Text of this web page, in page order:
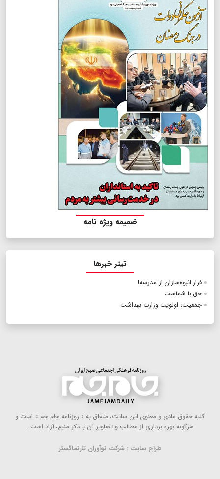
ضمیمه ویژه نامه
تیتر خبرها
فرار انبوه‌سازان از مدرسه!
حق با شماست
جمعیت؛ اولویت وزارت بهداشت
كلیه حقوق مادی و معنوی این سایت، متعلق به « روزنامه جام جم » است و
هرگونه بهره ‌برداری از مطالب و تصاویر آن با ذكر منبع، آزاد است .
طراح سایت : شرکت نوآوران تارنماگستر